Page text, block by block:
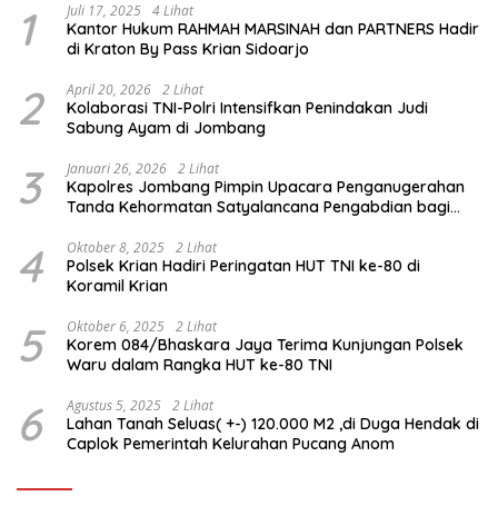
1 Juli 17, 2025 4 Lihat
Kantor Hukum RAHMAH MARSINAH dan PARTNERS Hadir
di Kraton By Pass Krian Sidoarjo
2 April 20, 2026 2 Lihat
Kolaborasi TNI-Polri Intensifkan Penindakan Judi
Sabung Ayam di Jombang
3 Januari 26, 2026 2 Lihat
Kapolres Jombang Pimpin Upacara Penganugerahan
Tanda Kehormatan Satyalancana Pengabdian bagi
4 Oktober 8, 2025 2 Lihat
Polsek Krian Hadiri Peringatan HUT TNI ke-80 di
Koramil Krian
5 Oktober 6, 2025 2 Lihat
Korem 084/Bhaskara Jaya Terima Kunjungan Polsek
6 Agustus 5, 2025 2 Lihat
Lahan Tanah Seluas( +-) 120.000 M2 ,di Duga Hendak di
Caplok Pemerintah Kelurahan Pucang Anom